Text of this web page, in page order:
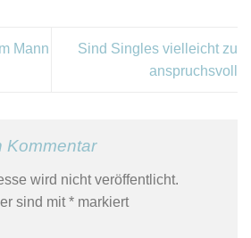
Mann
Sind Singles vielleicht zu
anspruchsvoll
Kommentar
wird nicht veröffentlicht.
sind mit* markiert